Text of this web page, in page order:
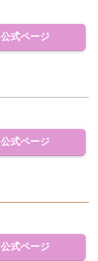
公式ページ
公式ページ
公式ページ